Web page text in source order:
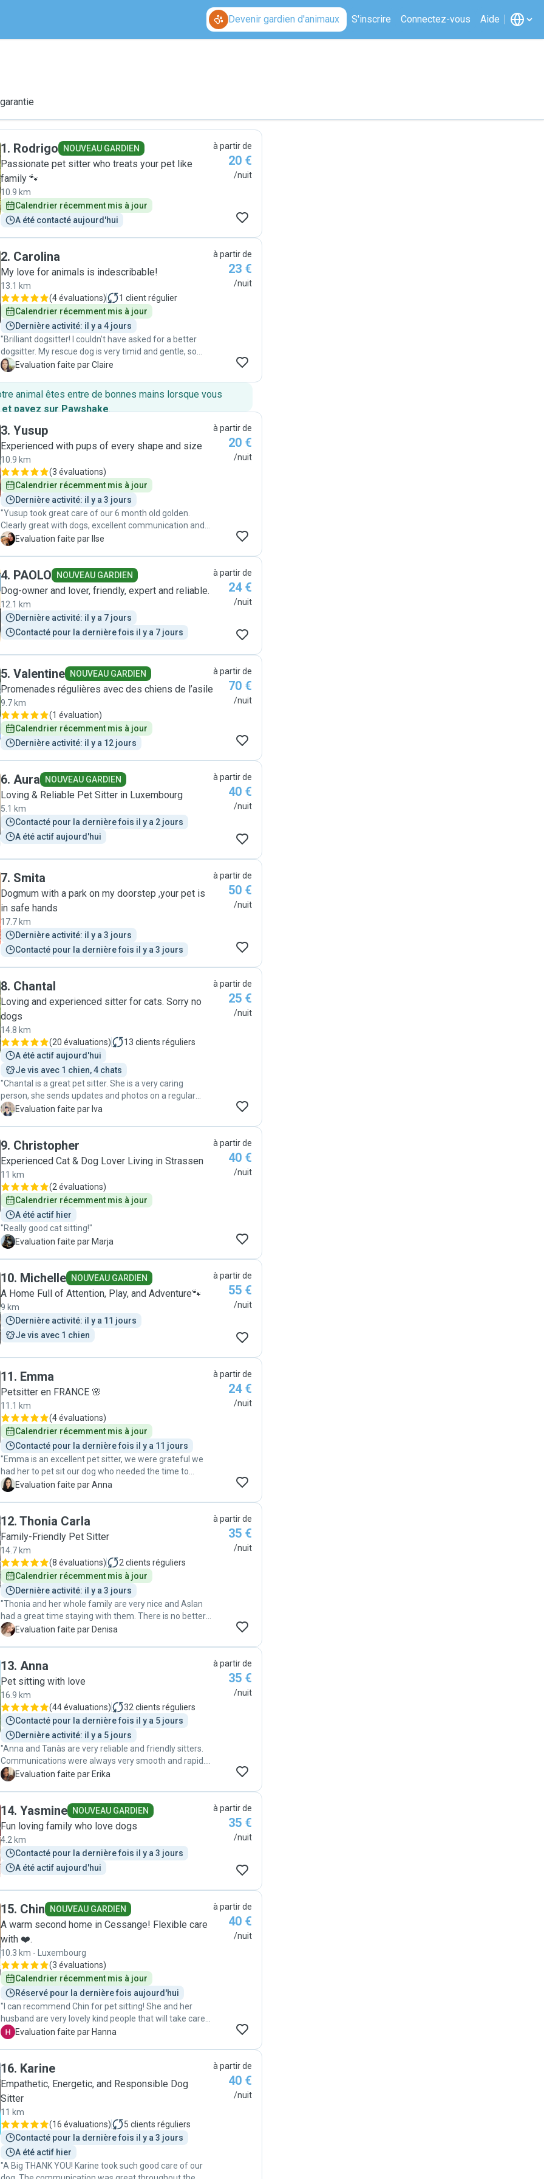
Devenir gardien d'animaux S'inscrire Connectez-vous Aide
1. Rodrigo NOUVEAU GARDIEN
Passionate pet sitter who treats your pet like
family 🐾
10.9 km
Calendrier récemment mis à jour
A été contacté aujourd'hui
à partir de
20 €
/nuit
2. Carolina
My love for animals is indescribable!
13.1 km
(4 évaluations) 1 client régulier
Calendrier récemment mis à jour
Dernière activité: il y a 4 jours
"Brilliant dogsitter! I couldn't have asked for a better
dogsitter. My rescue dog is very timid and gentle, so
leaving her for more than two weeks was something I
experienced hands. It's obvious that she genuinely
cares about the animals in her care and understands
that every dog has a different personality and needs. I
would wholeheartedly recommend her again. Thank
you again for taking such wonderful care of Mila!"
C Evaluation faite par Claire
à partir de
23 €
/nuit
animal êtes entre de bonnes mains lorsque vous
payez sur Pawshake.
3. Yusup
Experienced with pups of every shape and size
10.9 km
(3 évaluations)
Calendrier récemment mis à jour
Dernière activité: il y a 3 jours
"Yusup took great care of our 6 month old golden.
Clearly great with dogs, excellent communication and
keeping us updated throughout. Would highly
I Evaluation faite par Ilse
à partir de
20 €
/nuit
4. PAOLO NOUVEAU GARDIEN
Dog-owner and lover, friendly, expert and reliable.
12.1 km
Dernière activité: il y a 7 jours
Contacté pour la dernière fois il y a 7 jours
à partir de
24 €
/nuit
5. Valentine NOUVEAU GARDIEN
Promenades régulières avec des chiens de l’asile
9.7 km
(1 évaluation)
Calendrier récemment mis à jour
Dernière activité: il y a 12 jours
à partir de
70 €
/nuit
6. Aura NOUVEAU GARDIEN
Loving & Reliable Pet Sitter in Luxembourg
5.1 km
Contacté pour la dernière fois il y a 2 jours
A été actif aujourd'hui
à partir de
40 €
/nuit
7. Smita
Dogmum with a park on my doorstep ,your pet is
in safe hands
17.7 km
Dernière activité: il y a 3 jours
Contacté pour la dernière fois il y a 3 jours
à partir de
50 €
/nuit
8. Chantal
Loving and experienced sitter for cats. Sorry no
dogs
14.8 km
(20 évaluations) 13 clients réguliers
A été actif aujourd'hui
Je vis avec 1 chien, 4 chats
"Chantal is a great pet sitter. She is a very caring
person, she sends updates and photos on a regular
basis. The area is set up perfectly for pets so I think our
are on holiday :)"
I Evaluation faite par Iva
à partir de
25 €
/nuit
9. Christopher
Experienced Cat & Dog Lover Living in Strassen
11 km
(2 évaluations)
Calendrier récemment mis à jour
A été actif hier
"Really good cat sitting!"
M Evaluation faite par Marja
à partir de
40 €
/nuit
10. Michelle NOUVEAU GARDIEN
A Home Full of Attention, Play, and Adventure🐾
9 km
Dernière activité: il y a 11 jours
Je vis avec 1 chien
à partir de
55 €
/nuit
11. Emma
Petsitter en FRANCE 🌸
11.1 km
(4 évaluations)
Calendrier récemment mis à jour
Contacté pour la dernière fois il y a 11 jours
"Emma is an excellent pet sitter, we were grateful we
had her to pet sit our dog who needed the time to
adjust with other dogs. We had everyday
sure we will beg her to accept again pet sitting for us!
Highly recommended if you want a sitter that enjoys
what she is doing and making your pet feeling like
home. Thank you Emma! "
A Evaluation faite par Anna
à partir de
24 €
/nuit
12. Thonia Carla
Family-Friendly Pet Sitter
14.7 km
(8 évaluations) 2 clients réguliers
Calendrier récemment mis à jour
Dernière activité: il y a 3 jours
"Thonia and her whole family are very nice and Aslan
had a great time staying with them. There is no better
feeling that being in peace on your holidays knowing
D Evaluation faite par Denisa
à partir de
35 €
/nuit
13. Anna
Pet sitting with love
16.9 km
(44 évaluations) 32 clients réguliers
Contacté pour la dernière fois il y a 5 jours
Dernière activité: il y a 5 jours
"Anna and Tanàs are very reliable and friendly sitters.
Communications were always very smooth and rapid.
We received pictures of our dog every day. Our dog
you Anna and Tàmas for taking a good care of our
dog!!! We would like to contact you again in the future if
we need to someone taking care of Bobby."
E Evaluation faite par Erika
à partir de
35 €
/nuit
14. Yasmine NOUVEAU GARDIEN
Fun loving family who love dogs
4.2 km
Contacté pour la dernière fois il y a 3 jours
A été actif aujourd'hui
à partir de
35 €
/nuit
15. Chin NOUVEAU GARDIEN
A warm second home in Cessange! Flexible care
with ❤️.
10.3 km - Luxembourg
(3 évaluations)
Calendrier récemment mis à jour
Réservé pour la dernière fois aujourd'hui
"I can recommend Chin for pet sitting! She and her
husband are very lovely kind people that will take care
of your pet with a lot of care and patience. I got pictures
first time meeting them."
H Evaluation faite par Hanna
à partir de
40 €
/nuit
16. Karine
Empathetic, Energetic, and Responsible Dog
Sitter
11 km
(16 évaluations) 5 clients réguliers
Contacté pour la dernière fois il y a 3 jours
A été actif hier
"A Big THANK YOU! Karine took such good care of our
à partir de
40 €
/nuit